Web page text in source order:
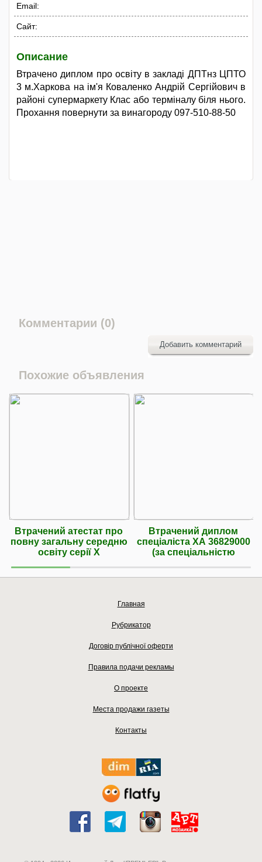
Email:
Сайт:
Описание
Втрачено диплом про освіту в закладі ДПТнз ЦПТО
3 м.Харкова на ім'я Коваленко Андрій Сергійович в
районі супермаркету Клас або терміналу біля нього.
Прохання повернути за винагороду 097-510-88-50
Комментарии (0)
Добавить комментарий
Похожие объявления
Втрачений атестат про
повну загальну середню
освіту серії Х
Втрачений диплом
спеціаліста ХА 36829000
(за спеціальністю
Главная
Рубрикатор
Договір публічної оферти
Правила подачи рекламы
О проекте
Места продажи газеты
Контакты